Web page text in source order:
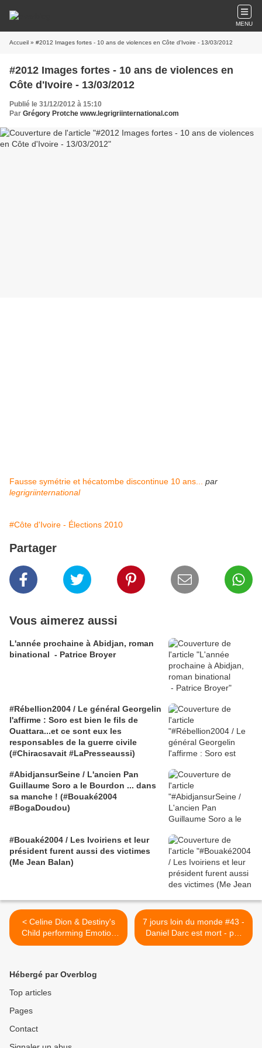
MENU
Accueil » #2012 Images fortes - 10 ans de violences en Côte d'Ivoire - 13/03/2012
#2012 Images fortes - 10 ans de violences en
Côte d'Ivoire - 13/03/2012
Publié le 31/12/2012 à 15:10
Par Grégory Protche www.legrigriinternational.com
Fausse symétrie et hécatombe discontinue 10 ans...
par
legrigriinternational
#Côte d'Ivoire - Élections 2010
Partager
Vous aimerez aussi
L'année prochaine à Abidjan, roman
binational - Patrice Broyer
#Rébellion2004 / Le général Georgelin
l'affirme : Soro est bien le fils de
Ouattara...et ce sont eux les
responsables de la guerre civile
(#Chiracsavait #LaPresseaussi)
#AbidjansurSeine / L'ancien Pan
Guillaume Soro a le Bourdon ... dans
sa manche ! (#Bouaké2004
#BogaDoudou)
#Bouaké2004 / Les Ivoiriens et leur
président furent aussi des victimes
(Me Jean Balan)
< Celine Dion & Destiny's
Child performing Emotion
live at the ''A New Day Has
7 jours loin du monde #43 -
Daniel Darc est mort - par
Jérôme Reijasse, le texte >
Hébergé par Overblog
Top articles
Pages
Contact